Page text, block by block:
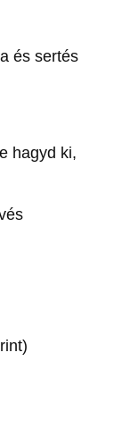
és sertés
hagyd ki,